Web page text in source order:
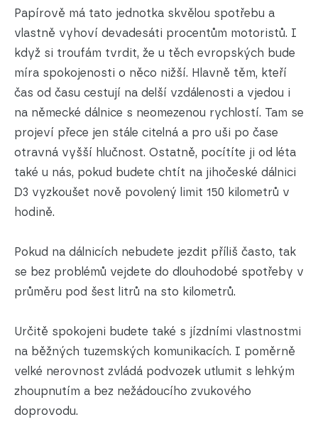
Papírově má tato jednotka skvělou spotřebu a
vlastně vyhoví devadesáti procentům motoristů. I
když si troufám tvrdit, že u těch evropských bude
míra spokojenosti o něco nižší. Hlavně těm, kteří
čas od času cestují na delší vzdálenosti a vjedou i
na německé dálnice s neomezenou rychlostí. Tam se
projeví přece jen stále citelná a pro uši po čase
otravná vyšší hlučnost. Ostatně, pocítíte ji od léta
také u nás, pokud budete chtít na jihočeské dálnici
D3 vyzkoušet nově povolený limit 150 kilometrů v
hodině.
Pokud na dálnicích nebudete jezdit příliš často, tak
se bez problémů vejdete do dlouhodobé spotřeby v
průměru pod šest litrů na sto kilometrů.
Určitě spokojeni budete také s jízdními vlastnostmi
na běžných tuzemských komunikacích. I poměrně
velké nerovnost zvládá podvozek utlumit s lehkým
zhoupnutím a bez nežádoucího zvukového
doprovodu.